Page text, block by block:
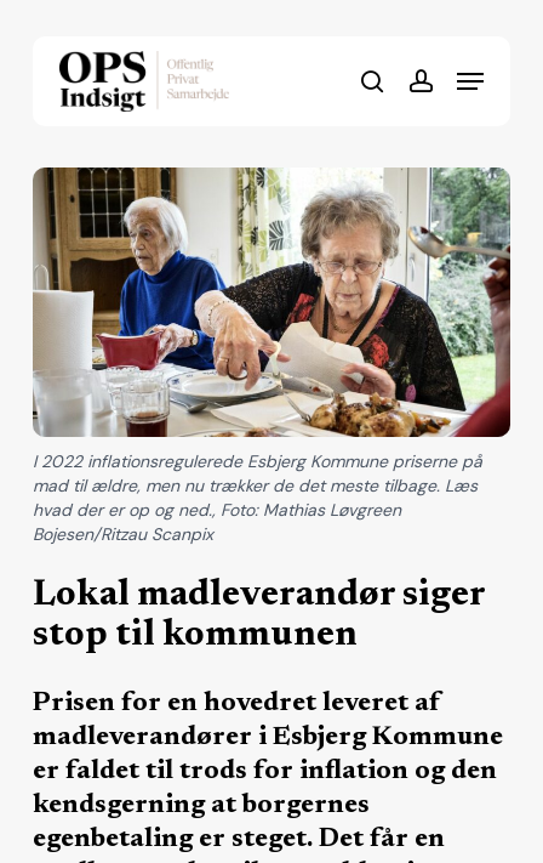
searchaccount
Menu
Lokal madleverandør siger
stop til kommunen
Prisen for en hovedret leveret af
madleverandører i Esbjerg Kommune
er faldet til trods for inflation og den
kendsgerning at borgernes
egenbetaling er steget. Det får en
I 2022 inflationsregulerede Esbjerg Kommune priserne på
mad til ældre, men nu trækker de det meste tilbage. Læs
hvad der er op og ned., Foto: Mathias Løvgreen
Bojesen/Ritzau Scanpix
Close